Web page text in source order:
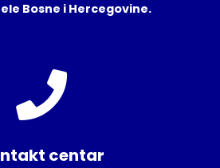
Bosne i Hercegovine.
centar